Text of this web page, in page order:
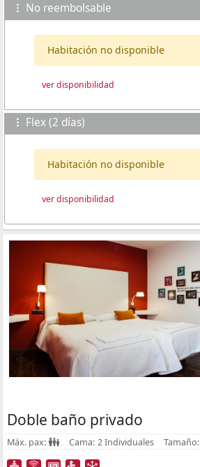
No reembolsable
Habitación no disponible
ver disponibilidad
Flex (2 días)
Habitación no disponible
ver disponibilidad
Doble baño privado
Máx. pax: Cama: 2 Individuales Tamaño: